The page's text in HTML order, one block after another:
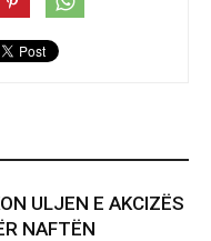
ULJEN E AKCIZËS
NAFTËN